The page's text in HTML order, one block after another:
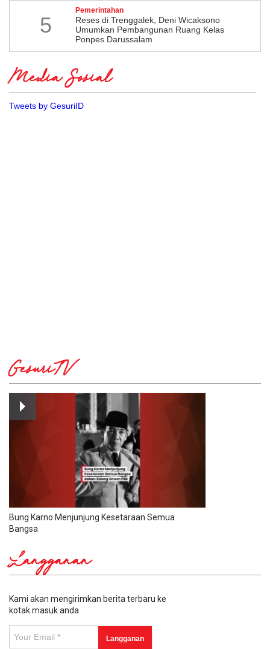
5
Pemerintahan
​Reses di Trenggalek, Deni Wicaksono
Umumkan Pembangunan Ruang Kelas
Ponpes Darussalam
Media Sosial
Tweets by GesuriID
GesuriTV
Bung Karno Menjunjung Kesetaraan Semua
Bangsa
Langganan
Kami akan mengirimkan berita terbaru ke
kotak masuk anda